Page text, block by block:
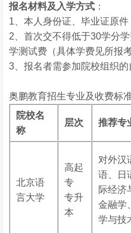
报名材料及入学方式 ：
1、本人身份证、毕业证原
2、首次交不得低于30学分
学测试费（具体学费见所报
3、报名者需参加院校组织的
奥鹏教育招生专业及收费标
院校名
称
层次 推荐专
北京语
言大学
高起
专
专升
本
对外汉
语、日
际经济
金融学
学与技